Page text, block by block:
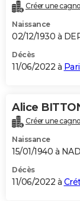
Créer une
Naissance
02/12/1930 à
Décès
11/06/2022 à
Alice
Créer une
Naissance
15/01/1940 à
Décès
11/06/2022 à